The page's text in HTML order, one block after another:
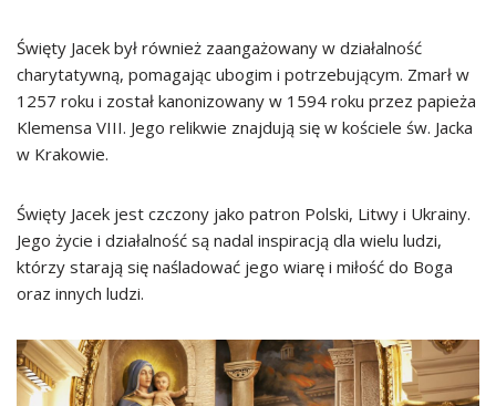
Święty Jacek był również zaangażowany w działalność
charytatywną, pomagając ubogim i potrzebującym. Zmarł w
1257 roku i został kanonizowany w 1594 roku przez papieża
Klemensa VIII. Jego relikwie znajdują się w kościele św. Jacka
w Krakowie.
Święty Jacek jest czczony jako patron Polski, Litwy i Ukrainy.
Jego życie i działalność są nadal inspiracją dla wielu ludzi,
którzy starają się naśladować jego wiarę i miłość do Boga
oraz innych ludzi.